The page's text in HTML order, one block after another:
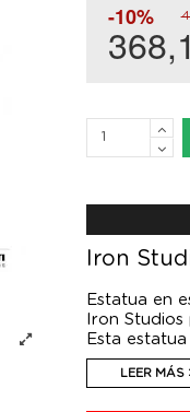
-10%
Iron
Estatua en
Iron
Esta
restaurada,
a su aliada
LEER MÁS